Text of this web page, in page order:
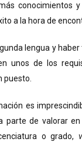
conocimientos
a la hora de
lengua y
unos de los
puesto.
es
parte de valorar
o grado,